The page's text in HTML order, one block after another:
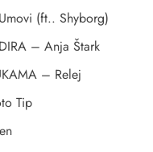
(ft.. Shyborg)
– Anja Štark
– Relej
Tip